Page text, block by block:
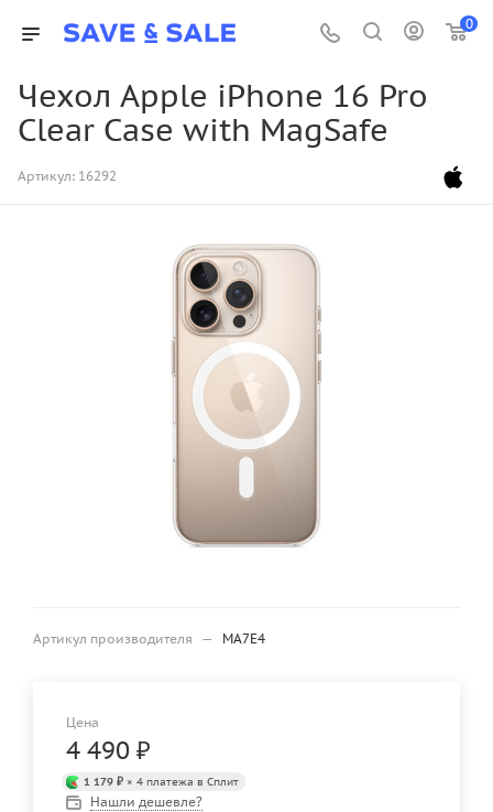
0
Чехол Apple iPhone 16 Pro
Clear Case with MagSafe
Артикул: 16292
Артикул производителя — MA7E4
Цена
4 490 ₽
1 179 ₽ × 4 платежа в Сплит
Нашли дешевле?